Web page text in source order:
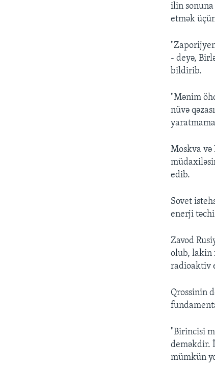
ilin sonuna
etmək
- deyə,
bildirib.
"Mənim
nüvə
Moskva
edib.
Sovet
enerji
Zavod
olub, lakin
radioaktiv
Qrossinin
"Birincisi
deməkdir.
mümkün